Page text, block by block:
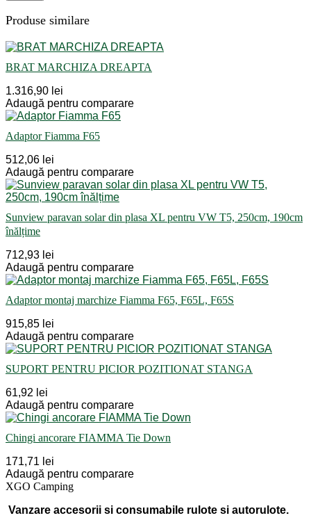
Produse similare
BRAT MARCHIZA DREAPTA
1.316,90 lei
Adaugă pentru comparare
Adaptor Fiamma F65
512,06 lei
Adaugă pentru comparare
Sunview paravan solar din plasa XL pentru VW T5, 250cm, 190cm
înălțime
712,93 lei
Adaugă pentru comparare
Adaptor montaj marchize Fiamma F65, F65L, F65S
915,85 lei
Adaugă pentru comparare
SUPORT PENTRU PICIOR POZITIONAT STANGA
61,92 lei
Adaugă pentru comparare
Chingi ancorare FIAMMA Tie Down
171,71 lei
Adaugă pentru comparare
XGO Camping
Vanzare accesorii si consumabile rulote si autorulote.